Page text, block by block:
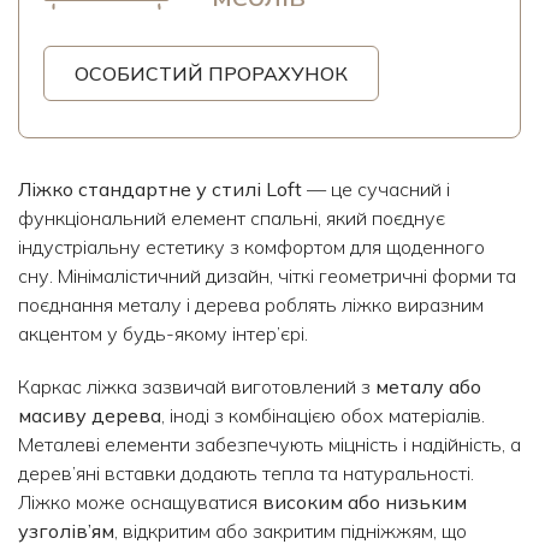
ОСОБИСТИЙ ПРОРАХУНОК
Ліжко стандартне у стилі Loft — це сучасний і
функціональний елемент спальні, який поєднує
індустріальну естетику з комфортом для щоденного
сну. Мінімалістичний дизайн, чіткі геометричні форми та
поєднання металу і дерева роблять ліжко виразним
акцентом у будь-якому інтер’єрі.
Каркас ліжка зазвичай виготовлений з металу або
масиву дерева, іноді з комбінацією обох матеріалів.
Металеві елементи забезпечують міцність і надійність, а
дерев’яні вставки додають тепла та натуральності.
Ліжко може оснащуватися високим або низьким
узголів’ям, відкритим або закритим підніжжям, що